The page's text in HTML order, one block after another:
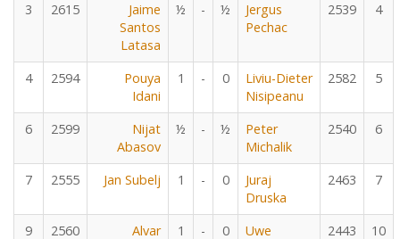
3 2615
Jaime
Santos
Latasa
½ - ½
Jergus
Pechac
2539 4
4 2594
Pouya
Idani
1 - 0
Liviu-Dieter
Nisipeanu
2582 5
6 2599
Nijat
Abasov
½ - ½
Peter
Michalik
2540 6
7 2555 Jan Subelj 1 - 0
Juraj
Druska
2463 7
9 2560
Alvar
1 - 0
Uwe
2443 10